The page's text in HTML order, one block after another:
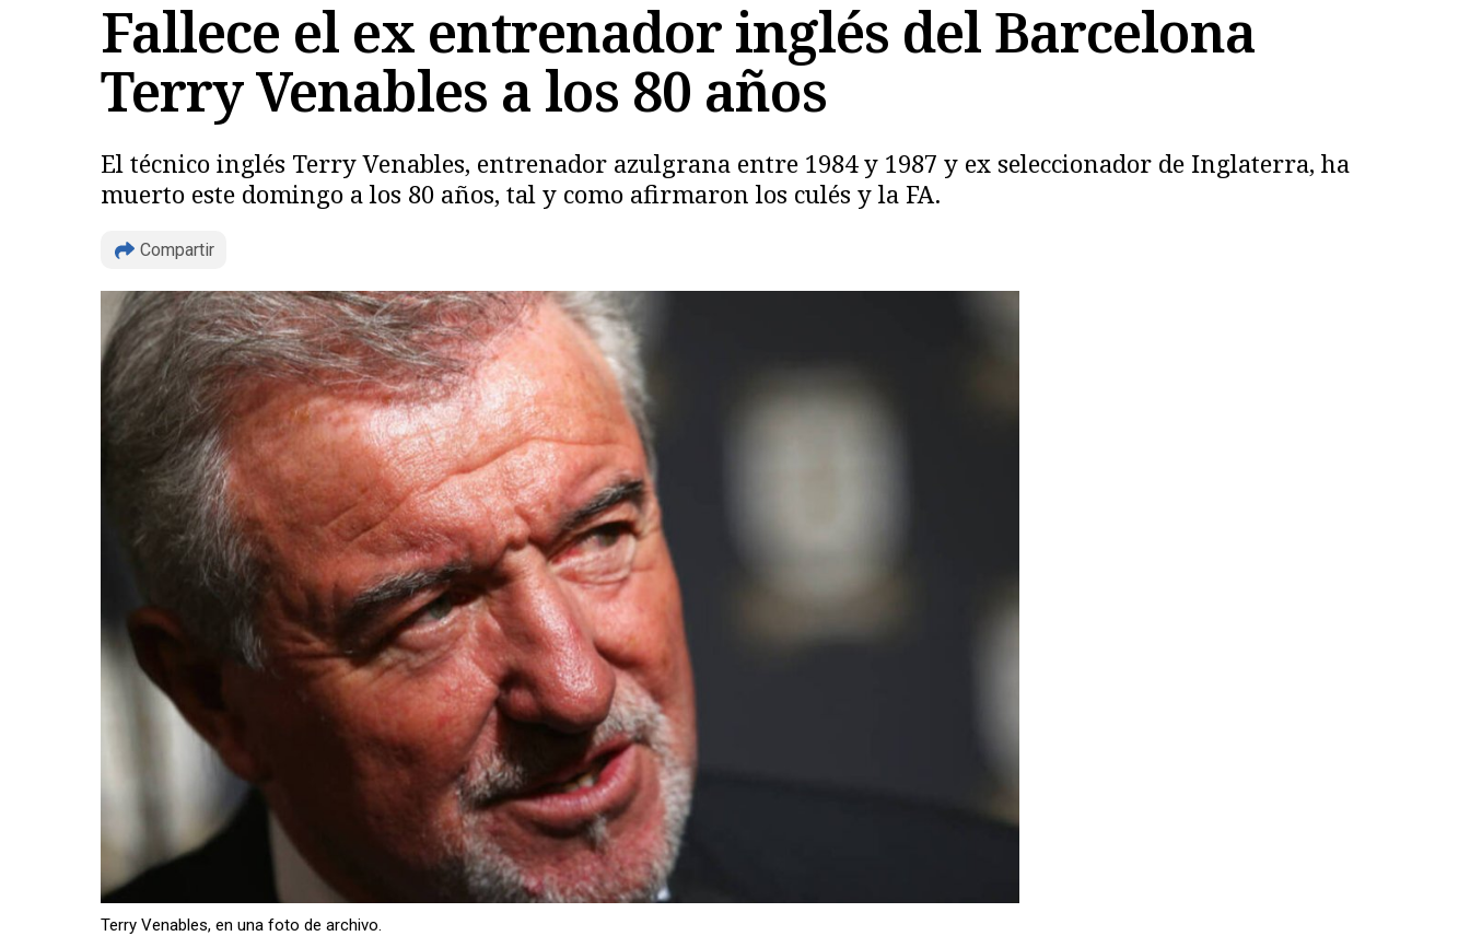
Fallece el ex entrenador inglés del Barcelona
Terry Venables a los 80 años
El técnico inglés Terry Venables, entrenador azulgrana entre 1984 y 1987 y ex seleccionador de Inglaterra, ha
muerto este domingo a los 80 años, tal y como afirmaron los culés y la FA.
Compartir
Terry Venables, en una foto de archivo.